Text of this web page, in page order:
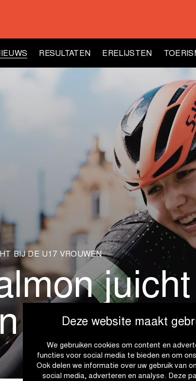
Deze website maakt
We gebruiken cookies om content en
functies voor social media te bieden en om
Ook delen we informatie over uw gebruik van
social media, adverteren en analyse. Deze
RESULTATEN ERELIJSTEN
BIJ DE U17 VROUWEN